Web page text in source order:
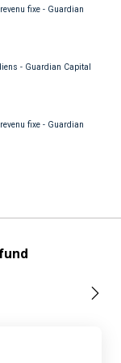
fixe - Guardian
- Guardian Capital
fixe - Guardian